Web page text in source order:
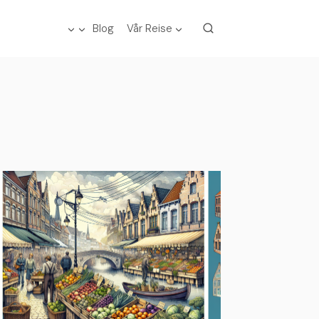
Blog Vår Reise